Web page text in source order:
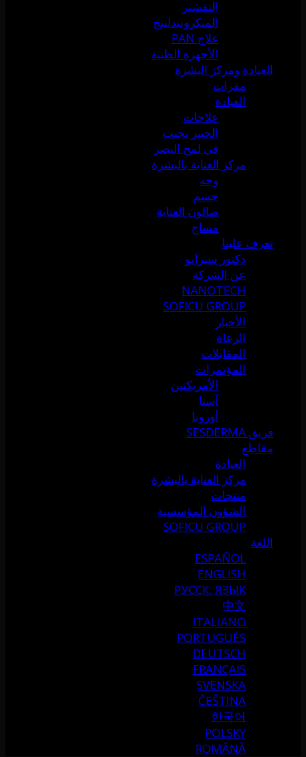
التقشير
الميكرونيدلينج
علاج PAN
الأجهزة الطبية
العيادة ومركز البشرة
مقرات
العيادة
علاجات
الخبير يجيب
في لمح البصر
مركز العناية بالبشرة
وجه
جسم
صالون العناية
مساج
تعرف علينا
دكتور سيرانو
عن الشركة
NANOTECH
SOFICU GROUP
الأخبار
الرعاة
المقابلات
المؤتمرات
الأمريكتين
آسيا
أوروبا
فريق SESDERMA
مقاطع
العيادة
مركز العناية بالبشرة
منتجات
الشؤون المؤسسية
SOFICU GROUP
اللغة
ESPAÑOL
ENGLISH
РУССК. ЯЗЫК
中文
ITALIANO
PORTUGUÉS
DEUTSCH
FRANÇAIS
SVENSKA
ČEŠTINA
한국어
POLSKY
ROMÂNĂ